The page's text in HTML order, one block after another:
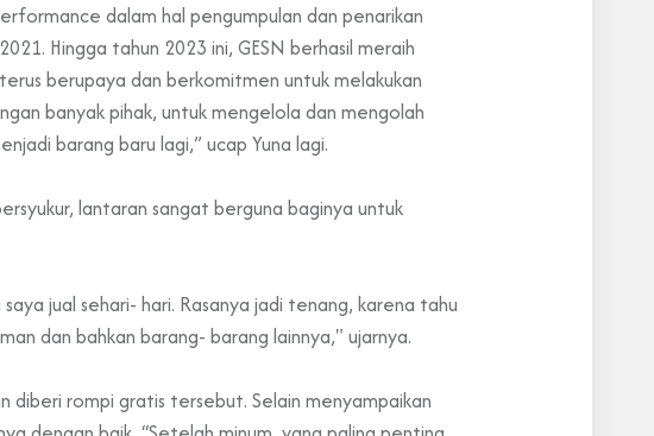
dalam hal pengumpulan dan penarikan
Hingga tahun 2023 ini, GESN berhasil meraih
berupaya dan berkomitmen untuk melakukan
banyak pihak, untuk mengelola dan mengolah
barang baru lagi,” ucap Yuna lagi.
lantaran sangat berguna baginya untuk
jual sehari- hari. Rasanya jadi tenang, karena tahu
dan bahkan barang- barang lainnya," ujarnya.
diberi rompi gratis tersebut. Selain menyampaikan